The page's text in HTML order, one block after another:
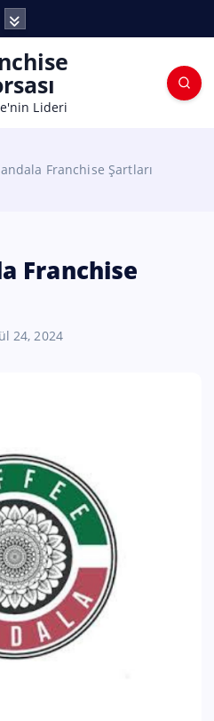
Lideri
Franchise Şartları
Franchise
24, 2024